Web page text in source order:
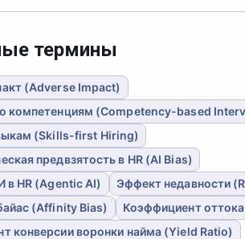
термины
(Adverse Impact)
компетенциям (Competency-based
(Skills-first Hiring)
предвзятость в HR (AI Bias)
в HR (Agentic AI)
Эффект недавности
(Affinity Bias)
Коэффициент
конверсии воронки найма (Yield Ratio)